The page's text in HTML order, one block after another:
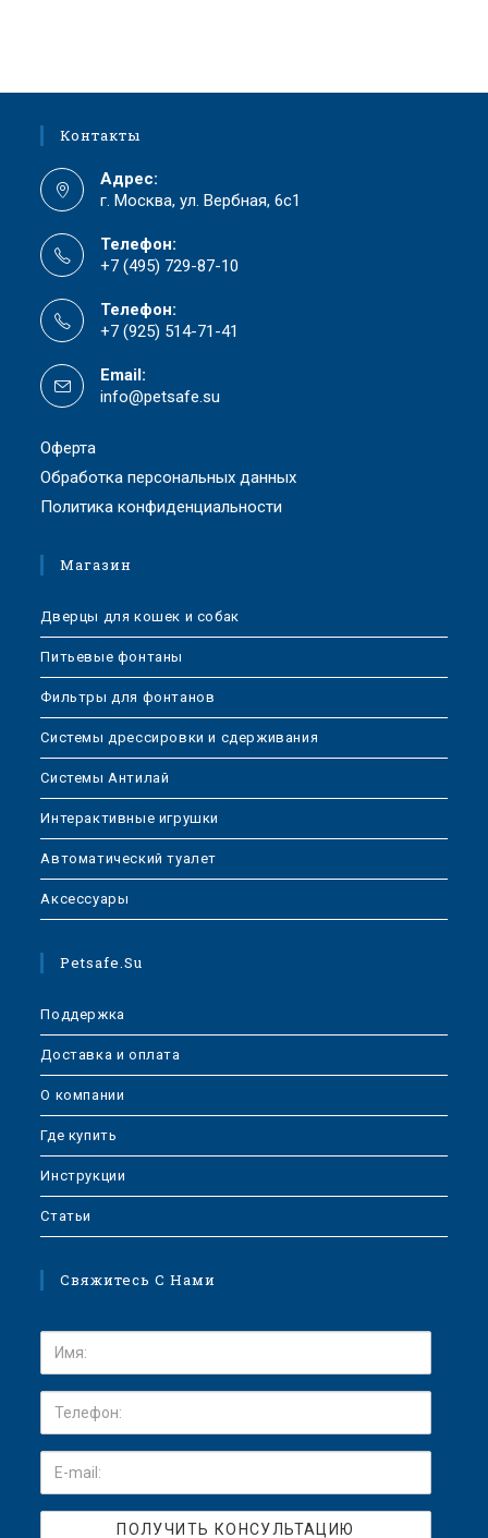
Контакты
Адрес:
г. Москва, ул. Вербная, 6с1
Телефон:
+7 (495) 729-87-10
Телефон:
+7 (925) 514-71-41
Email:
info@petsafe.su
Оферта
Обработка персональных данных
Политика конфиденциальности
Магазин
Дверцы для кошек и собак
Питьевые фонтаны
Фильтры для фонтанов
Системы дрессировки и сдерживания
Системы Антилай
Интерактивные игрушки
Автоматический туалет
Аксессуары
Petsafe.su
Поддержка
Доставка и оплата
О компании
Где купить
Инструкции
Статьи
Свяжитесь С Нами